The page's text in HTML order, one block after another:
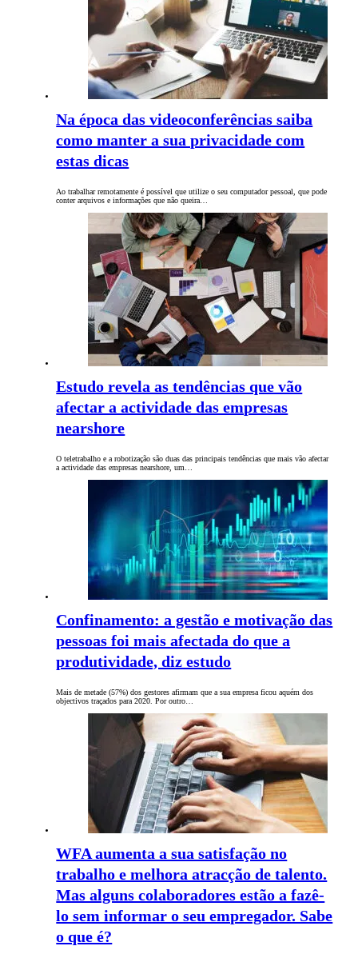
Na época das videoconferências saiba
como manter a sua privacidade com
estas dicas
Ao trabalhar remotamente é possível que utilize o seu computador pessoal, que pode
conter arquivos e informações que não queira…
Estudo revela as tendências que vão
afectar a actividade das empresas
nearshore
O teletrabalho e a robotização são duas das principais tendências que mais vão afectar
a actividade das empresas nearshore, um…
Confinamento: a gestão e motivação das
pessoas foi mais afectada do que a
produtividade, diz estudo
Mais de metade (57%) dos gestores afirmam que a sua empresa ficou aquém dos
objectivos traçados para 2020. Por outro…
WFA aumenta a sua satisfação no
trabalho e melhora atracção de talento.
Mas alguns colaboradores estão a fazê-
lo sem informar o seu empregador. Sabe
o que é?